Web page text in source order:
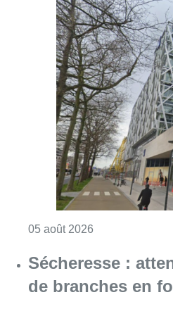
05 août 2026
Sécheresse :
de branches en